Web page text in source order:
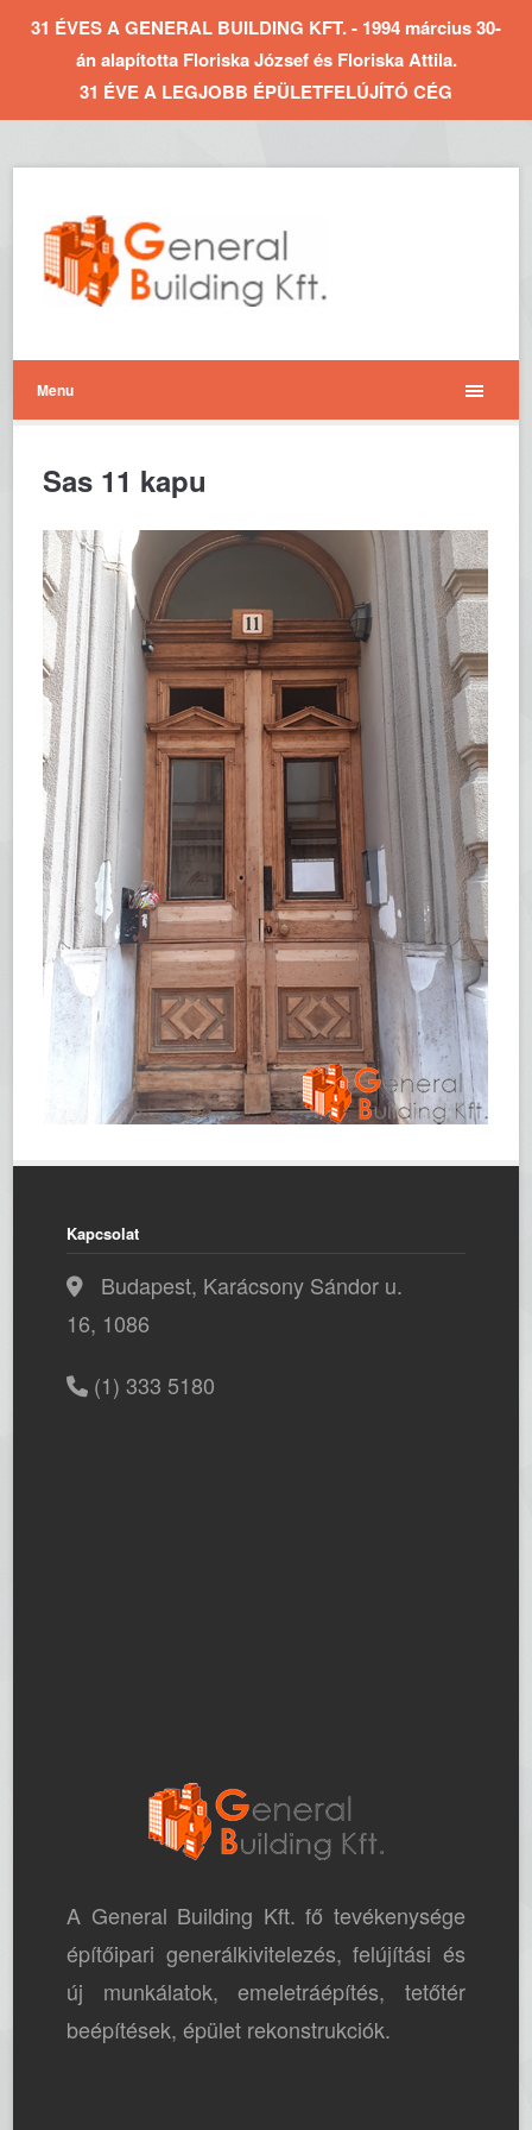
31 ÉVES A GENERAL BUILDING KFT. - 1994 március 30-
án alapította Floriska József és Floriska Attila.
31 ÉVE A LEGJOBB ÉPÜLETFELÚJÍTÓ CÉG
Menu
Sas 11 kapu
Kapcsolat
Budapest, Karácsony Sándor u.
16, 1086
(1) 333 5180
A General Building Kft. fő tevékenysége
építőipari generálkivitelezés, felújítási és
új munkálatok, emeletráépítés, tetőtér
beépítések, épület rekonstrukciók.